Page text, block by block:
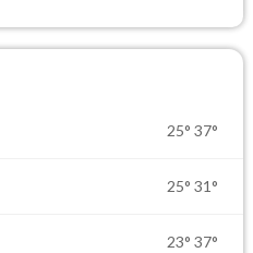
25° 37°
25° 31°
23° 37°